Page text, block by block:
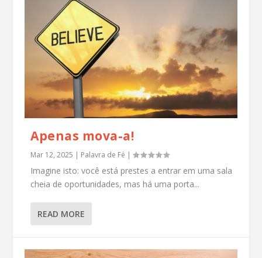
Apenas mova-a!
Mar 12, 2025 | Palavra de Fé |
Imagine isto: você está prestes a entrar em uma sala
cheia de oportunidades, mas há uma porta...
READ MORE